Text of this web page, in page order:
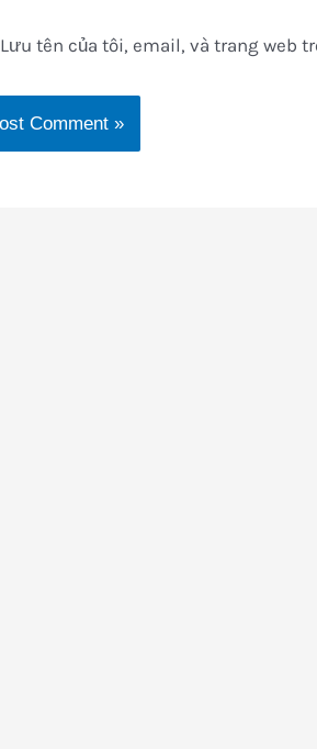
Lưu tên của tôi, email, và trang web